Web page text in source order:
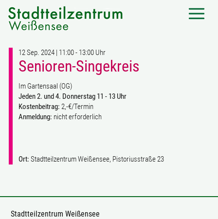
12 Sep. 2024 | 11:00 - 13:00 Uhr
Senioren-Singekreis
Im Gartensaal (OG)
Jeden 2. und 4. Donnerstag 11 - 13 Uhr
Kostenbeitrag: 2,-€/Termin
Anmeldung: nicht erforderlich
Ort: Stadtteilzentrum Weißensee, Pistoriusstraße 23
Stadtteilzentrum Weißensee